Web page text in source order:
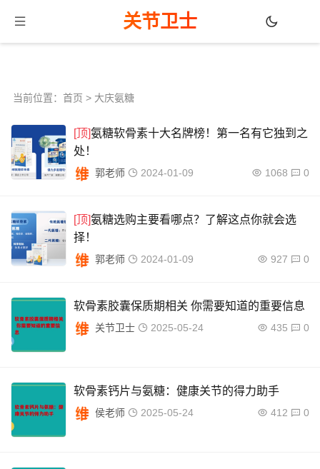
关节卫士
当前位置： 首页 > 大庆氨糖
[顶]氨糖软骨素十大名牌榜！第一名有它独到之
处！
郭老师 2024-01-09 1068 0
[顶]氨糖选购主要看哪点？了解这点你就会选
择！
郭老师 2024-01-09 927 0
软骨素胶囊保质期相关 你需要知道的重要信息
关节卫士 2025-05-24 435 0
软骨素钙片与氨糖：健康关节的得力助手
侯老师 2025-05-24 412 0